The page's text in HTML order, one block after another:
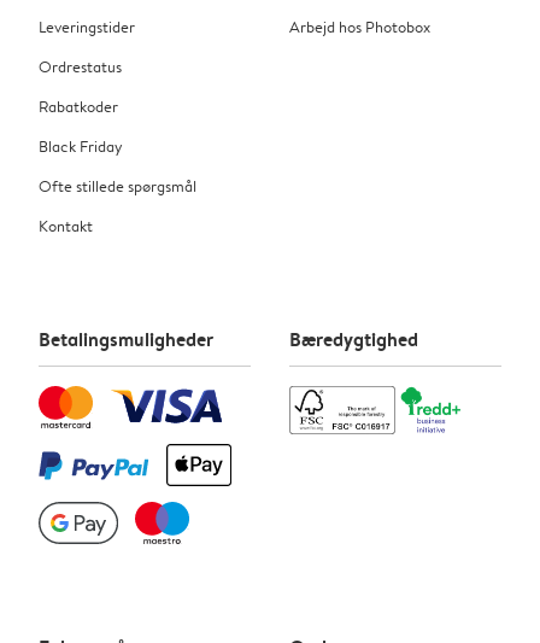
Leveringstider
Ordrestatus
Rabatkoder
Black Friday
Ofte stillede spørgsmål
Kontakt
Arbejd hos Photobox
Betalingsmuligheder Bæredygtighed